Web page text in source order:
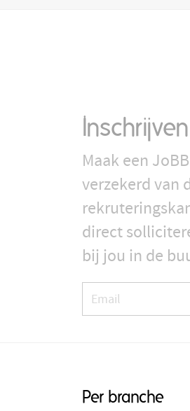
Maak een
verzekerd van
direct
bij jou in de
Per branche